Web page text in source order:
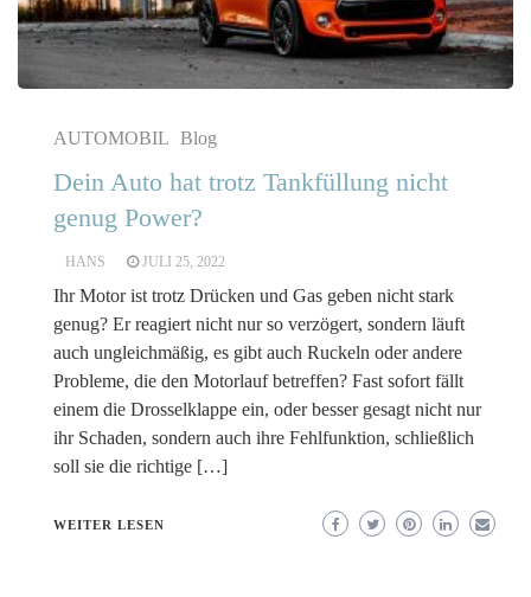
AUTOMOBIL Blog
Dein Auto hat trotz Tankfüllung nicht
genug Power?
HANS JULI 25, 2022
Ihr Motor ist trotz Drücken und Gas geben nicht stark
genug? Er reagiert nicht nur so verzögert, sondern läuft
auch ungleichmäßig, es gibt auch Ruckeln oder andere
Probleme, die den Motorlauf betreffen? Fast sofort fällt
einem die Drosselklappe ein, oder besser gesagt nicht nur
ihr Schaden, sondern auch ihre Fehlfunktion, schließlich
soll sie die richtige […]
WEITER LESEN